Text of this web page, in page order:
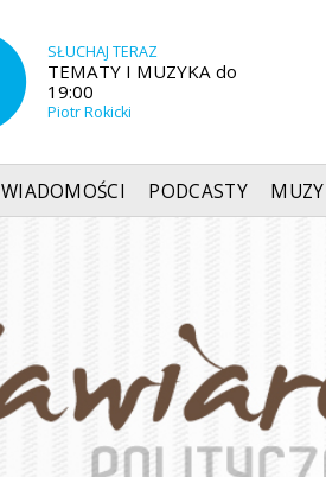
SŁUCHAJ TERAZ
TEMATY I MUZYKA do
19:00
Piotr Rokicki
WIADOMOŚCI PODCASTY